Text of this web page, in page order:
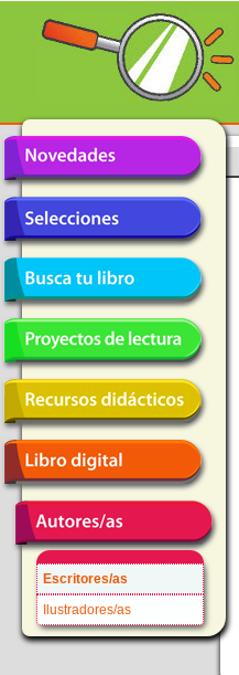
Escritores/as
Ilustradores/as